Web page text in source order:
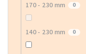
170 - 230 mm 0
140 - 230 mm 0